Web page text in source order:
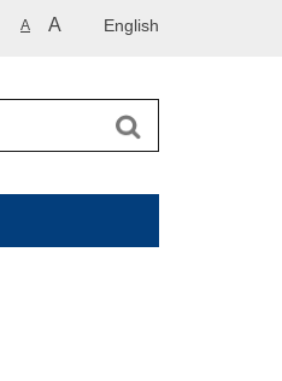
English
A A